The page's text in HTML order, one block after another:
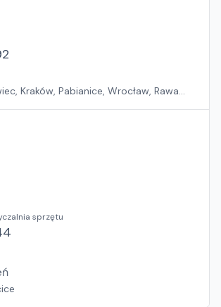
Kraków, Pabianice, Wrocław, Rawa
sprzętu